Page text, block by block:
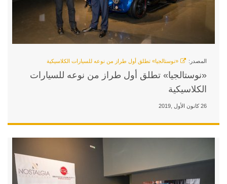
طراز من نوعه للسيارات الكلاسيكية
طراز من نوعه للسيارات